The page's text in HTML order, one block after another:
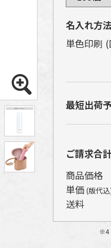
名入れ方法
単色印刷
ク印刷
アイテ
め、発
現性が
最短出荷
ご請求合
商品価格
単価 (版代
送料
4